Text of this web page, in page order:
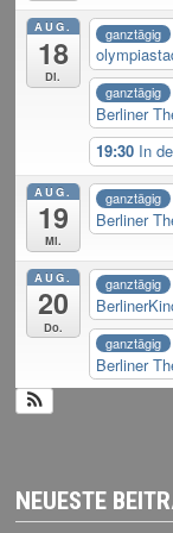
AUG.
18
Di.
ganztägig
ganztägig
Berliner
19:30 In
AUG.
19
Mi.
ganztägig
Berliner
AUG.
20
Do.
ganztägig
ganztägig
Berliner
NEUESTE